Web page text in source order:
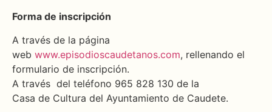
Forma de inscripción
A través de la página
web www.episodioscaudetanos.com, rellenando el
formulario de inscripción.
A través del teléfono 965 828 130 de la
Casa de Cultura del Ayuntamiento de Caudete.